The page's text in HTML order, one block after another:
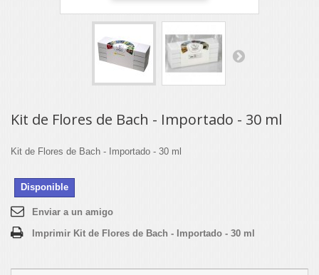
Kit de Flores de Bach - Importado - 30 ml
Kit de Flores de Bach - Importado - 30 ml
Disponible
Enviar a un amigo
Imprimir Kit de Flores de Bach - Importado - 30 ml